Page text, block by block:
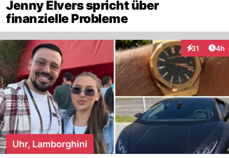
Jenny Elvers spricht über
finanzielle Probleme
31
Interaktionen
4h
Uhr, Lamborghini